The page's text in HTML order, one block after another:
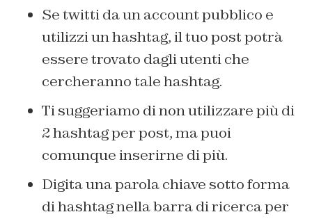
Se twitti da un account pubblico e
utilizzi un hashtag, il tuo post potrà
essere trovato dagli utenti che
cercheranno tale hashtag.
Ti suggeriamo di non utilizzare più di
2 hashtag per post, ma puoi
comunque inserirne di più.
Digita una parola chiave sotto forma
di hashtag nella barra di ricerca per